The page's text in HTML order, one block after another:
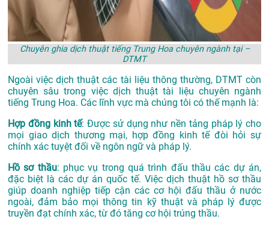
Chuyên ghia dịch thuật tiếng Trung Hoa chuyên ngành tại –
DTMT
Ngoài việc dịch thuật các tài liệu thông thường, DTMT còn
chuyên sâu trong việc dịch thuật tài liệu chuyên ngành
tiếng Trung Hoa. Các lĩnh vực mà chúng tôi có thế mạnh là:
Hợp đồng kinh tế: Được sử dụng như nền tảng pháp lý cho
mọi giao dịch thương mại, hợp đồng kinh tế đòi hỏi sự
chính xác tuyệt đối về ngôn ngữ và pháp lý.
Hồ sơ thầu: phục vụ trong quá trình đấu thầu các dự án,
đặc biệt là các dự án quốc tế. Việc dịch thuật hồ sơ thầu
giúp doanh nghiệp tiếp cận các cơ hội đấu thầu ở nước
ngoài, đảm bảo mọi thông tin kỹ thuật và pháp lý được
truyền đạt chính xác, từ đó tăng cơ hội trúng thầu.